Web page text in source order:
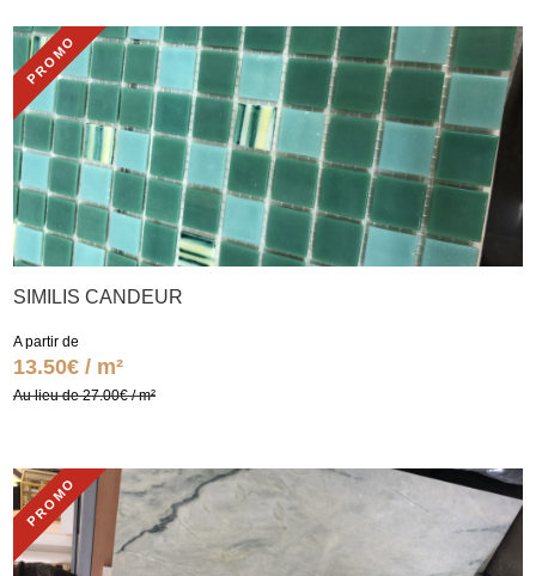
PROMO
SIMILIS CANDEUR
A partir de
13.50€ / m²
Au lieu de 27.00€ / m²
PROMO